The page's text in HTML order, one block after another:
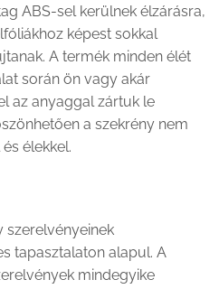
ABS-sel kerülnek élzárásra,
képest sokkal
A termék minden élét
során ön vagy akár
az anyaggal zártuk le
a szekrény nem
élekkel.
szerelvényeinek
tapasztalaton alapul. A
mindegyike